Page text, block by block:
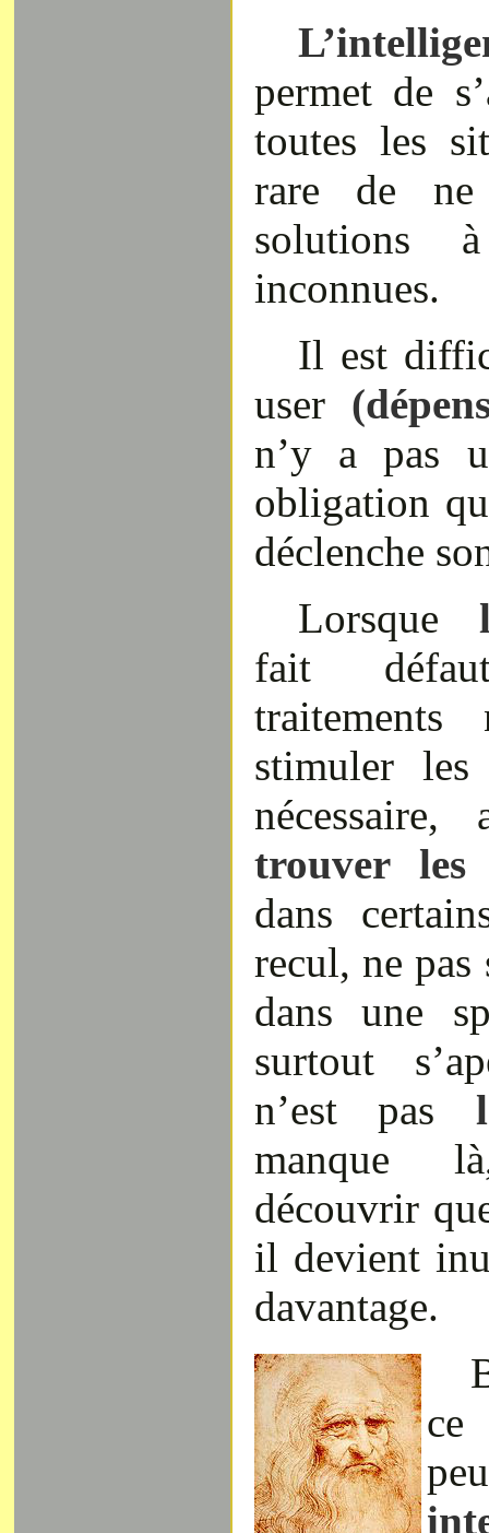
permet de
toutes les
rare de
solutions
inconnues.
Il est
user
n’y a pas
obligation
déclenche
Lorsque
fait
traitements
stimuler
trouver les
dans
recul, ne pas
dans une
surtout
n’est pas
manque
découvrir
il devient
davantage.
ce